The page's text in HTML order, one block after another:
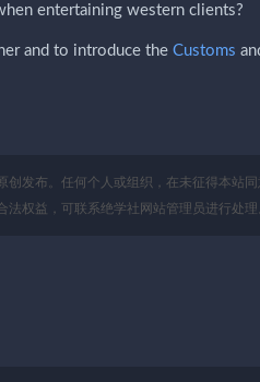
entertaining western clients?
and to introduce the Customs
发布。任何个人或组织，在未征得本站
权益，可联系绝学社网站管理员进行处理